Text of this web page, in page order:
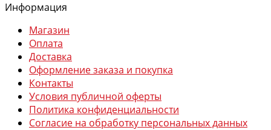
Информация
Магазин
Оплата
Доставка
Оформление заказа и покупка
Контакты
Условия публичной оферты
Политика конфиденциальности
Согласие на обработку персональных данных